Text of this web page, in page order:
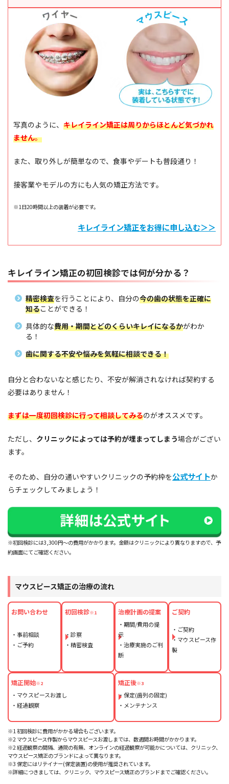
写真のように、 キレイライン矯正は周りからほとんど気づかれ
ません。
また、取り外しが簡単なので、食事やデートも普段通り！
接客業やモデルの方にも人気の矯正方法です。
※1日20時間以上の装着が必要です。
キレイライン矯正をお得に申し込む＞＞
キレイライン矯正の初回検診では何が分かる？
精密検査を行うことにより、自分の今の歯の状態を正確に
知ることができる！
具体的な費用・期間とどのくらいキレイになるかがわか
る！
歯に関する不安や悩みを気軽に相談できる！
自分と合わないなと感じたり、不安が解消されなければ契約する
必要はありません！
まずは一度初回検診に行って相談してみるのがオススメです。
ただし、 クリニックによっては予約が埋まってしまう場合がござい
ます。
そのため、自分の通いやすいクリニックの予約枠を公式サイトか
らチェックしてみましょう！
※初回検診には3,300円～の費用がかかります。金額はクリニックにより異なりますので、予
約画面にてご確認ください。
マウスピース矯正の治療の流れ
お問い合わせ
・事前相談
・ご予約
初回検診※1
・診察
・精密検査
治療計画の提案
・期間/費用の提
示
・治療実施のご判
断
ご契約
・ご契約
・マウスピース作
製
矯正開始※2
・マウスピースお渡し
・経過観察
矯正後※3
・保定(歯列の固定)
・メンテナンス
※1 初回検診に費用がかかる場合もございます。
※2 マウスピース作製からマウスピースお渡しまでは、数週間お時間がかかります。
※2 経過観察の間隔、通院の有無、オンラインの経過観察が可能かについては、クリニック、
マウスピース矯正のブランドによって異なります。
※3 保定にはリテイナー(保定装置)の使用が推奨されています。
※詳細につきましては、クリニック、マウスピース矯正のブランドまでご確認ください。